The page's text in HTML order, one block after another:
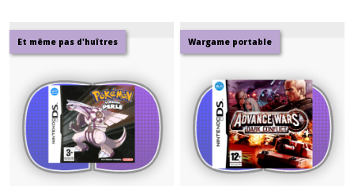
Et même pas d'huîtres Wargame portable